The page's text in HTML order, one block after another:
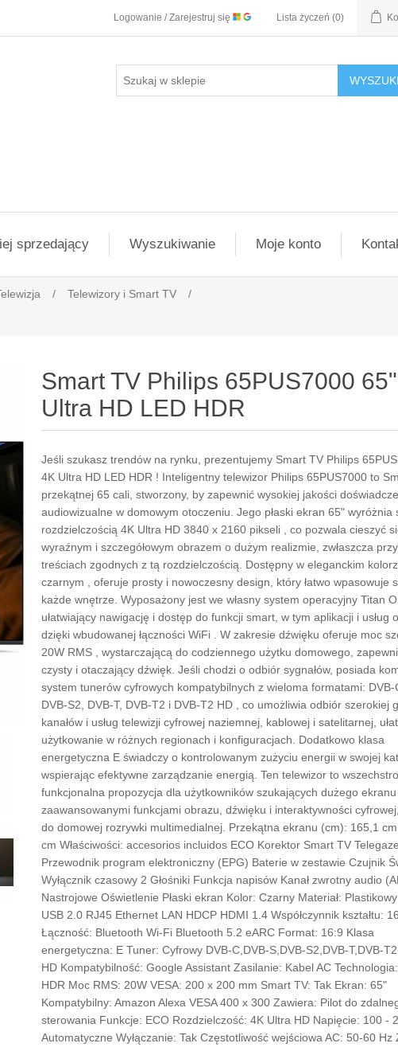
Logowanie / Zarejestruj się Lista życzeń (0)
sprzedający Wyszukiwanie Moje konto
/ Telewizory i Smart TV
/
Smart TV Philips 65PUS7000
Ultra HD LED HDR
Jeśli szukasz trendów na rynku, prezentujemy Smart TV Philips
4K Ultra HD LED HDR ! Inteligentny telewizor Philips 65PUS7000 to
przekątnej 65 cali, stworzony, by zapewnić wysokiej jakości
audiowizualne w domowym otoczeniu. Jego płaski ekran 65" wyróżnia
rozdzielczością 4K Ultra HD 3840 x 2160 pikseli , co pozwala cieszyć
wyraźnym i szczegółowym obrazem o dużym realizmie, zwłaszcza przy
treściach zgodnych z tą rozdzielczością. Dostępny w eleganckim
czarnym , oferuje prosty i nowoczesny design, który łatwo wpasowuje
każde wnętrze. Wyposażony jest we własny system operacyjny Titan
ułatwiający nawigację i dostęp do funkcji smart, w tym aplikacji i usług
dzięki wbudowanej łączności WiFi . W zakresie dźwięku oferuje moc
20W RMS , wystarczającą do codziennego użytku domowego,
czysty i otaczający dźwięk. Jeśli chodzi o odbiór sygnałów, posiada
system tunerów cyfrowych kompatybilnych z wieloma formatami: DVB-
DVB-S2, DVB-T, DVB-T2 i DVB-T2 HD , co umożliwia odbiór szerokiej
kanałów i usług telewizji cyfrowej naziemnej, kablowej i satelitarnej,
użytkowanie w różnych regionach i konfiguracjach. Dodatkowo klasa
energetyczna E świadczy o kontrolowanym zużyciu energii w swojej
wspierając efektywne zarządzanie energią. Ten telewizor to
funkcjonalna propozycja dla użytkowników szukających dużego
zaawansowanymi funkcjami obrazu, dźwięku i interaktywności
do domowej rozrywki multimedialnej. Przekątna ekranu (cm): 165,1
cm Właściwości: accesorios incluidos ECO Korektor Smart TV
Przewodnik program elektroniczny (EPG) Baterie w zestawie Czujnik
Wyłącznik czasowy 2 Głośniki Funkcja napisów Kanał zwrotny audio
Nastrojowe Oświetlenie Płaski ekran Kolor: Czarny Materiał:
USB 2.0 RJ45 Ethernet LAN HDCP HDMI 1.4 Współczynnik kształtu:
Łączność: Bluetooth Wi-Fi Bluetooth 5.2 eARC Format: 16:9 Klasa
energetyczna: E Tuner: Cyfrowy DVB-C,DVB-S,DVB-S2,DVB-T,DVB-
HD Kompatybilność: Google Assistant Zasilanie: Kabel AC
HDR Moc RMS: 20W VESA: 200 x 200 mm Smart TV: Tak Ekran: 65"
Kompatybilny: Amazon Alexa VESA 400 x 300 Zawiera: Pilot do
sterowania Funkcje: ECO Rozdzielczość: 4K Ultra HD Napięcie: 100 -
Automatyczne Wyłączanie: Tak Częstotliwość wejściowa AC: 50-60 Hz